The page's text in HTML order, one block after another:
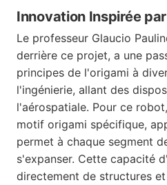
Innovation Inspirée
Le professeur Glaucio
derrière ce projet, a une
principes de l'origami à
l'ingénierie, allant des
l'aérospatiale. Pour ce
motif origami spécifique,
permet à chaque segment
s'expanser. Cette capacité
directement de structures